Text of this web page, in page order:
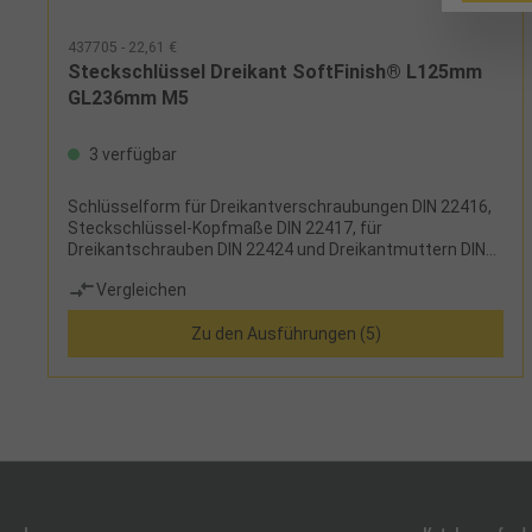
437705 - 22,61 €
Steckschlüssel Dreikant SoftFinish® L125mm
GL236mm M5
3 verfügbar
Schlüsselform für Dreikantverschraubungen DIN 22416,
Steckschlüssel-Kopfmaße DIN 22417, für
Dreikantschrauben DIN 22424 und Dreikantmuttern DIN
Vergleichen
Zu den Ausführungen (5)